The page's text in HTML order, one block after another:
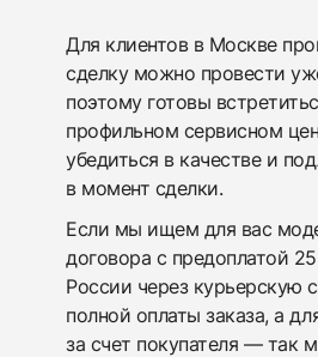
Для клиентов в Москве
сделку можно провести
поэтому готовы
профильном сервисном
убедиться в качестве и
в момент сделки.
Если мы ищем для вас
договора с предоплатой
России через курьерскую
полной оплаты заказа, а
за счет покупателя — так